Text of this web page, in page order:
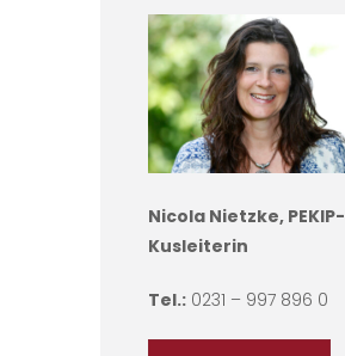
Nicola Nietzke, PEKIP-
Kusleiterin
Tel.: 0231 – 997 896 0